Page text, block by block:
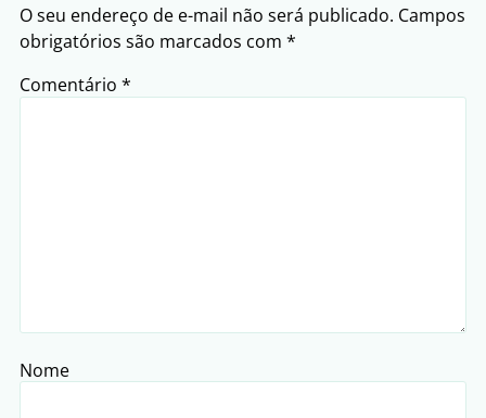
O seu endereço de e-mail não será publicado. Campos
obrigatórios são marcados com *
Comentário *
Nome